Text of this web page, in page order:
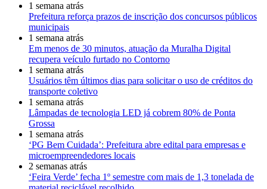
1 semana atrás
Prefeitura reforça prazos de inscrição dos concursos públicos
municipais
1 semana atrás
Em menos de 30 minutos, atuação da Muralha Digital
recupera veículo furtado no Contorno
1 semana atrás
Usuários têm últimos dias para solicitar o uso de créditos do
transporte coletivo
1 semana atrás
Lâmpadas de tecnologia LED já cobrem 80% de Ponta
Grossa
1 semana atrás
‘PG Bem Cuidada’: Prefeitura abre edital para empresas e
microempreendedores locais
2 semanas atrás
‘Feira Verde’ fecha 1º semestre com mais de 1,3 tonelada de